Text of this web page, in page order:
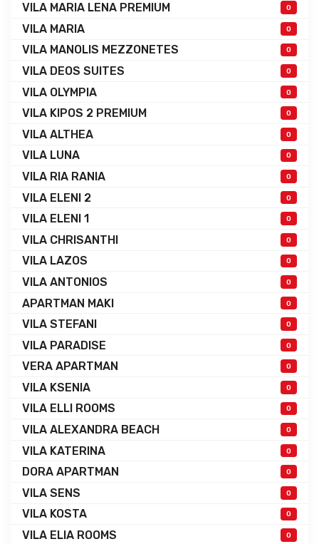
VILA MARIA LENA PREMIUM 0
VILA MARIA 0
VILA MANOLIS MEZZONETES 0
VILA DEOS SUITES 0
VILA OLYMPIA 0
VILA KIPOS 2 PREMIUM 0
VILA ALTHEA 0
VILA LUNA 0
VILA RIA RANIA 0
VILA ELENI 2 0
VILA ELENI 1 0
VILA CHRISANTHI 0
VILA LAZOS 0
VILA ANTONIOS 0
APARTMAN MAKI 0
VILA STEFANI 0
VILA PARADISE 0
VERA APARTMAN 0
VILA KSENIA 0
VILA ELLI ROOMS 0
VILA ALEXANDRA BEACH 0
VILA KATERINA 0
DORA APARTMAN 0
VILA SENS 0
VILA KOSTA 0
VILA ELIA ROOMS 0